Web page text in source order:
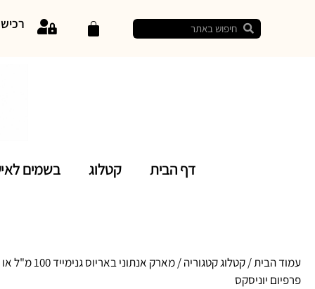
דף הבית קטלוג בשמים
עמוד הבית/קטלוג קטגוריה
/ מארק אנתוני באריוס
פרפיום יוניסקס